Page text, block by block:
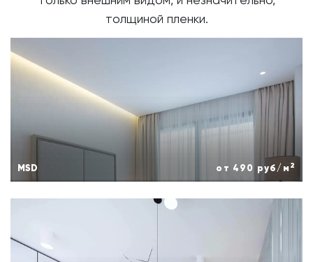
толщиной пленки.
MSD от 490 руб/м2